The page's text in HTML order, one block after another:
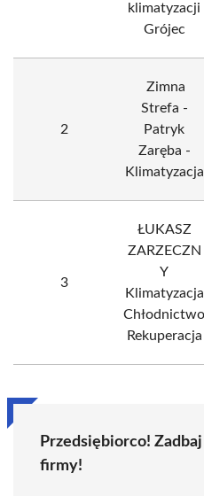
klimatyzacji
Grójec
2
️ Zimna
Strefa -
Patryk
Zaręba -
Klimatyzacja
3
ŁUKASZ
ZARZECZN
Y
Klimatyzacja
Chłodnictwo
Rekuperacja
Przedsiębiorco!
firmy!